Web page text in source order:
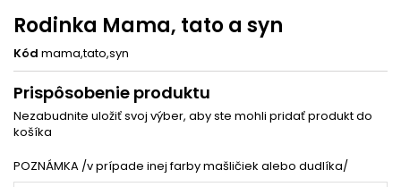
Rodinka Mama, tato a syn
Kód mama,tato,syn
Prispôsobenie produktu
Nezabudnite uložiť svoj výber, aby ste mohli pridať produkt do
košíka
POZNÁMKA /v prípade inej farby mašličiek alebo dudlíka/